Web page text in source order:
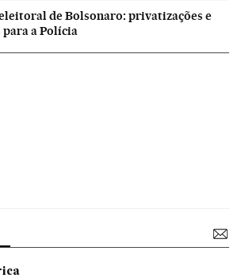
de Bolsonaro: privatizações e
a Polícia